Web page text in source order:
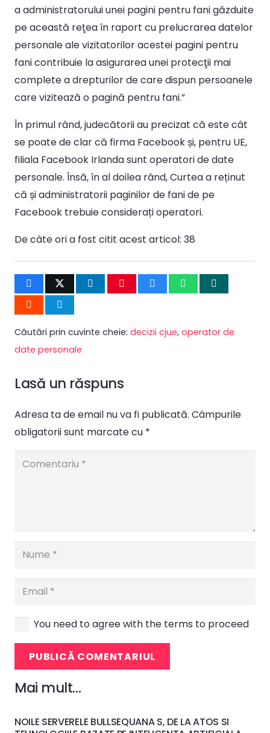
a administratorului unei pagini pentru fani găzduite
pe această reţea în raport cu prelucrarea datelor
personale ale vizitatorilor acestei pagini pentru
fani contribuie la asigurarea unei protecţii mai
complete a drepturilor de care dispun persoanele
care vizitează o pagină pentru fani.”
În primul rând, judecătorii au precizat că este cât
se poate de clar că firma Facebook și, pentru UE,
filiala Facebook Irlanda sunt operatori de date
personale. Însă, în al doilea rând, Curtea a reținut
că și administratorii paginilor de fani de pe
Facebook trebuie considerați operatori.
De câte ori a fost citit acest articol: 38
Căutări prin cuvinte cheie: decizii cjue, operator de
date personale
Lasă un răspuns
Adresa ta de email nu va fi publicată. Câmpurile
obligatorii sunt marcate cu *
You need to agree with the terms to proceed
PUBLICĂ COMENTARIUL
Mai mult…
NOILE SERVERELE BULLSEQUANA S, DE LA ATOS SI